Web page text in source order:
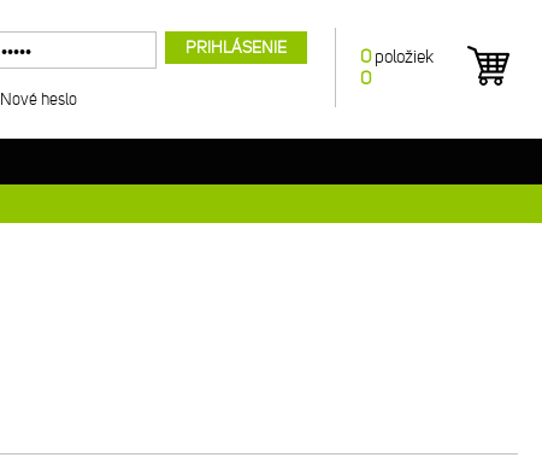
0 položiek
0
PRIHLÁSENIE
Nové heslo